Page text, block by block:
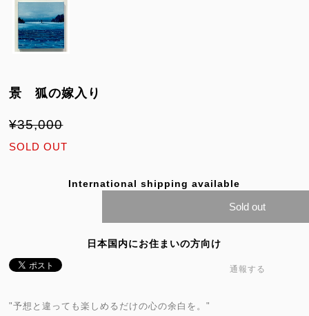
景 狐の嫁入り
¥35,000
SOLD OUT
International shipping available
Sold out
日本国内にお住まいの方向け
通報する
"予想と違っても楽しめるだけの心の余白を。"